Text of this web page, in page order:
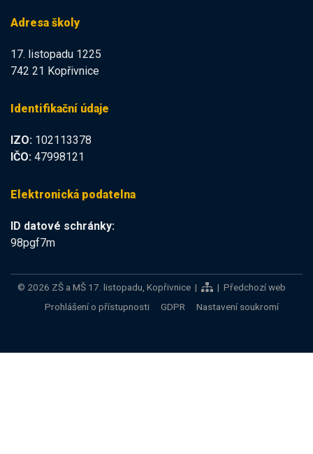
Adresa školy
17. listopadu 1225
742 21 Kopřivnice
Identifikační údaje
IZO: 102113378
IČO: 47998121
Elektronická podatelna
ID datové schránky:
98pgf7m
© 2026 ZŠ a MŠ 17. listopadu, Kopřivnice | | Předchozí web
Prohlášení o přístupnosti
GDPR Nastavení soukromí